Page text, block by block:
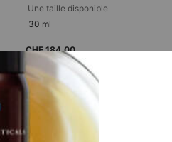
Une taille disponible​
30 ml
CHF 184,00
AJOUTER AU PANIER
Prix à l’unité (CHF 613,33 / 100 ml)